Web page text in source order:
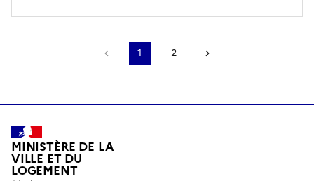
Page précédente
1 2
MINISTÈRE DE LA
VILLE ET DU
LOGEMENT